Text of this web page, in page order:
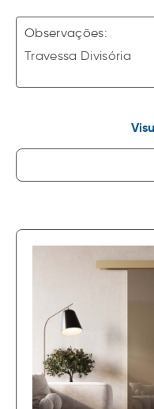
Observações:
Travessa Divisória